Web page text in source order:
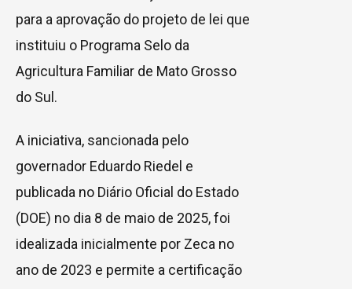
para a aprovação do projeto de lei que
instituiu o Programa Selo da
Agricultura Familiar de Mato Grosso
do Sul.
A iniciativa, sancionada pelo
governador Eduardo Riedel e
publicada no Diário Oficial do Estado
(DOE) no dia 8 de maio de 2025, foi
idealizada inicialmente por Zeca no
ano de 2023 e permite a certificação